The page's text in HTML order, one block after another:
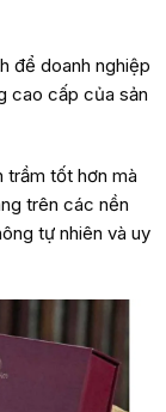
để doanh nghiệp
cao cấp của sản
trầm tốt hơn mà
trên các nền
tự nhiên và uy